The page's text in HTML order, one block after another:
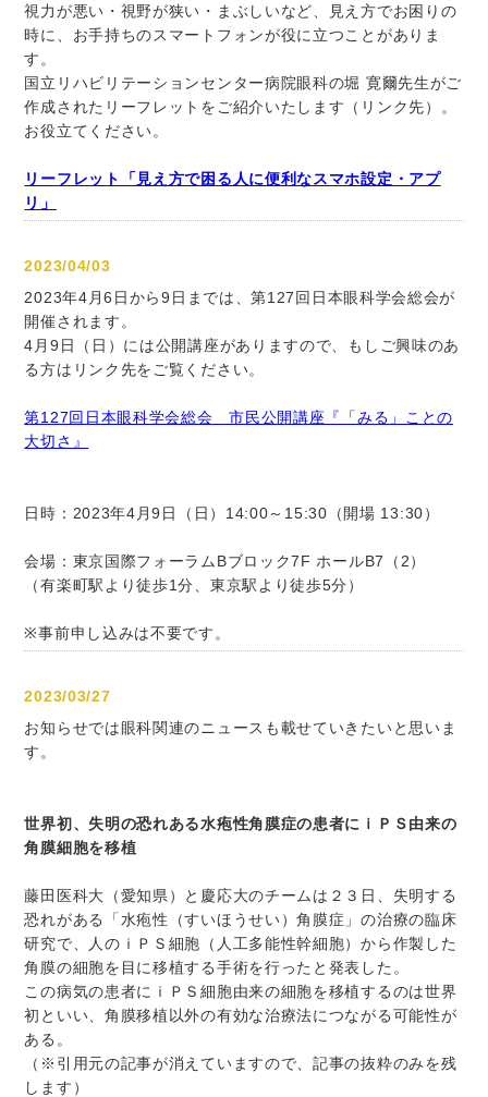
視力が悪い・視野が狭い・まぶしいなど、見え方でお困りの
時に、お手持ちのスマートフォンが役に立つことがありま
す。
国立リハビリテーションセンター病院眼科の堀 寛爾先生がご
作成されたリーフレットをご紹介いたします（リンク先）。
お役立てください。
リーフレット「見え方で困る人に便利なスマホ設定・アプ
リ」
2023/04/03
2023年4月6日から9日までは、第127回日本眼科学会総会が
開催されます。
4月9日（日）には公開講座がありますので、もしご興味のあ
る方はリンク先をご覧ください。
第127回日本眼科学会総会 市民公開講座『「みる」ことの
大切さ』
日時：2023年4月9日（日）14:00～15:30（開場 13:30）
会場：東京国際フォーラムBブロック7F ホールB7（2）
（有楽町駅より徒歩1分、東京駅より徒歩5分）
※事前申し込みは不要です。
2023/03/27
お知らせでは眼科関連のニュースも載せていきたいと思いま
す。
世界初、失明の恐れある水疱性角膜症の患者にｉＰＳ由来の
角膜細胞を移植
藤田医科大（愛知県）と慶応大のチームは２３日、失明する
恐れがある「水疱性（すいほうせい）角膜症」の治療の臨床
研究で、人のｉＰＳ細胞（人工多能性幹細胞）から作製した
角膜の細胞を目に移植する手術を行ったと発表した。
この病気の患者にｉＰＳ細胞由来の細胞を移植するのは世界
初といい、角膜移植以外の有効な治療法につながる可能性が
ある。
（※引用元の記事が消えていますので、記事の抜粋のみを残
します）